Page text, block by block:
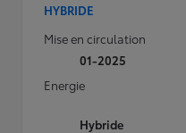
HYBRIDE
Mise en circulation
01-2025
Energie
Hybride